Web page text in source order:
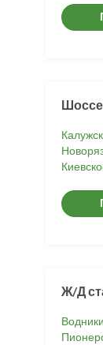
Шоссе
Ж/Д
Водники